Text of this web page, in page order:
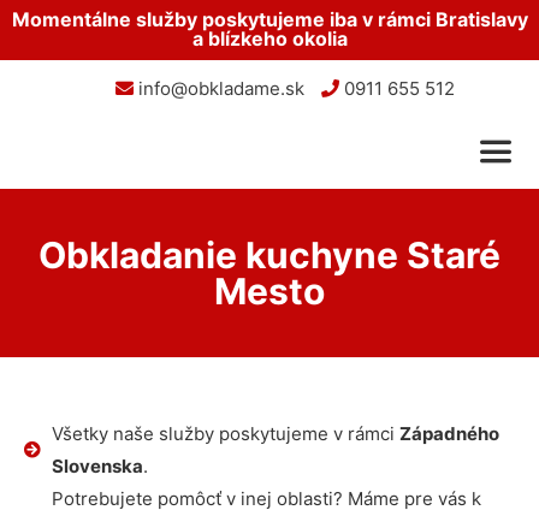
Momentálne služby poskytujeme iba v rámci Bratislavy
a blízkeho okolia
info@obkladame.sk 0911 655 512
Obkladanie kuchyne Staré
Mesto
Všetky naše služby poskytujeme v rámci Západného
Slovenska.
Potrebujete pomôcť v inej oblasti? Máme pre vás k